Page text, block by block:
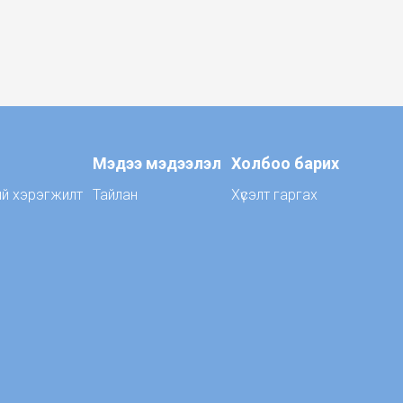
хэрэгжилт
Мэдээ мэдээлэл
Тайлан
Холбоо барих
Хүсэлт гаргах